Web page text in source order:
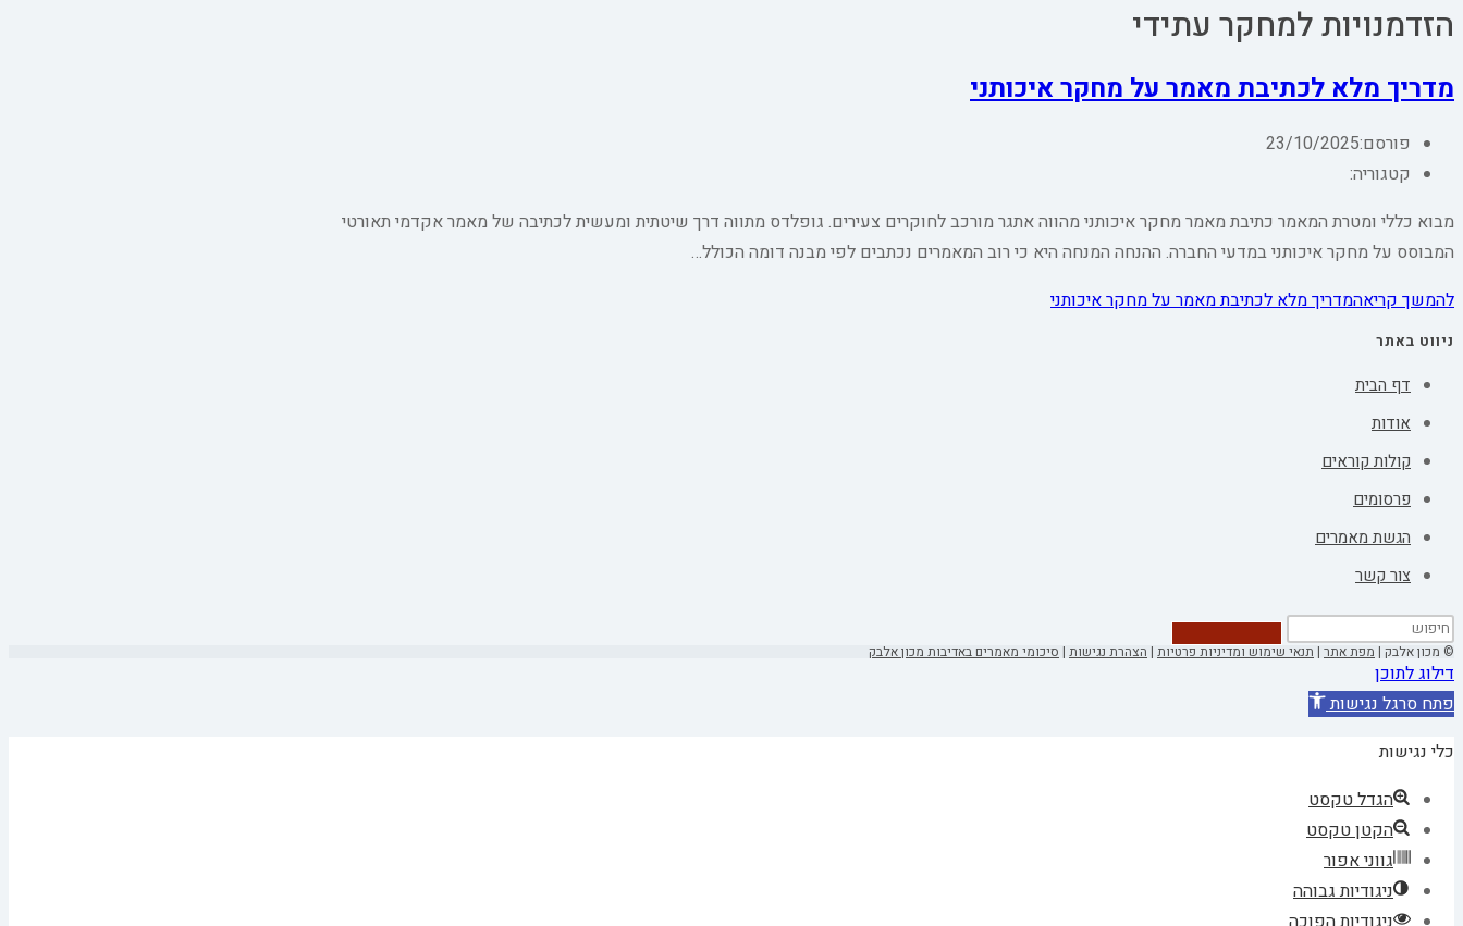
הזדמנויות למחקר עתידי
מדריך מלא לכתיבת מאמר על מחקר איכותני
פורסם:23/10/2025
קטגוריה:
מבוא כללי ומטרת המאמר כתיבת מאמר מחקר איכותני מהווה אתגר מורכב לחוקרים צעירים. גופלדס מתווה דרך שיטתית ומעשית לכתיבה של מאמר אקדמי תאורטי
המבוסס על מחקר איכותני במדעי החברה. ההנחה המנחה היא כי רוב המאמרים נכתבים לפי מבנה דומה הכולל…
להמשך קריאהמדריך מלא לכתיבת מאמר על מחקר איכותני
ניווט באתר
דף הבית
אודות
קולות קוראים
פרסומים
הגשת מאמרים
צור קשר
© מכון אלבק | מפת אתר | תנאי שימוש ומדיניות פרטיות | הצהרת נגישות | סיכומי מאמרים באדיבות מכון אלבק
דילוג לתוכן
פתח סרגל נגישות
כלי נגישות
הגדל טקסט
הקטן טקסט
גווני אפור
ניגודיות גבוהה